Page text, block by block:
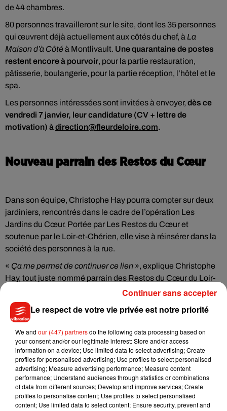
de 44 chambres.
80 personnes travailleront sur le site, dont les 35 personnes
qui œuvrent déjà actuellement aux côtés du chef, à La
Maison d’à Côtéà Montlivault. Une quarantaine de postes
restent encore à pourvoir, pour la partie restauration,
pâtisserie, boulangerie, pour la partie réception, l’hôtel et le
spa.
Les personnes intéressées sont invitées à envoyer, dès ce
vendredi 7 janvier, leur candidature (CV + lettre de
motivation) àdirection@fleurdeloire.com.
Nouveau parrain des Restos du Cœur
Dans son équipe, Christophe Hay pourra compter sur deux
jardiniers, rencontrés dans le cadre de l’opération Les
Jardins du Cœur. Portée par Les Restos du Cœur et
soutenue par le Loir-et-Chérien, elle vise à réinsérer dans la
société des personnes à la rue.
« Ça me permet de continuer ce lien », explique Christophe
Hay, tout juste nommé parrain des Restos du Cœur du Loir-
Quand je me suis installé à Montlivault et que j’ai
accédé aux étoiles Michelin (…) je me suis dit que c’était le
moment pour moi de m’investir pour cette association qui
Le 28 décembre dernier, le chef doublement étoilé a distribué
des repas de Noël sur les bords de Loire, à Blois. Une
opération reconduite tous les ans, et qui a débuté en 2014.
On a démarré en 2014 avec 50 repas, on est aujourd’hui à
80 repas, donc sur la ville de Blois ça commence à être
important».
Le respect de votre vie privée est notre priorité
We and our (447) partnersdo the following data processing based on
your consent and/or our legitimate interest: Store and/or access
information on a device; Use limited data to select advertising; Create
profiles for personalised advertising; Use profiles to select personalised
advertising; Measure advertising performance; Measure content
performance; Understand audiences through statistics or combinations
of data from different sources; Develop and improve services; Create
profiles to personalise content; Use profiles to select personalised
content; Use limited data to select content; Ensure security, prevent and
Continuer sans accepter